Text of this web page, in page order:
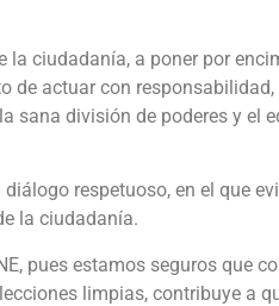
la ciudadanía, a poner por
de actuar con responsabilidad,
sana división de poderes y el
respetuoso, en el que
la ciudadanía.
pues estamos seguros que
limpias, contribuye a